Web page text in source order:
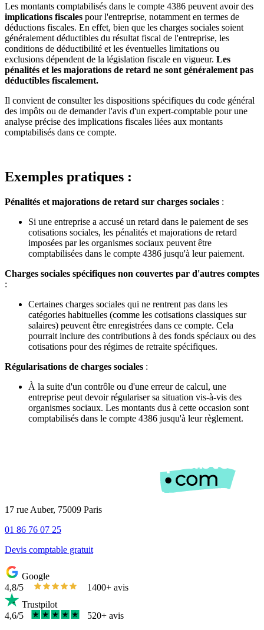
Les montants comptabilisés dans le compte 4386 peuvent avoir des
implications fiscales pour l'entreprise, notamment en termes de
déductions fiscales. En effet, bien que les charges sociales soient
généralement déductibles du résultat fiscal de l'entreprise, les
conditions de déductibilité et les éventuelles limitations ou
exclusions dépendent de la législation fiscale en vigueur. Les
pénalités et les majorations de retard ne sont généralement pas
déductibles fiscalement.
Il convient de consulter les dispositions spécifiques du code général
des impôts ou de demander l'avis d'un expert-comptable pour une
analyse précise des implications fiscales liées aux montants
comptabilisés dans ce compte.
Exemples pratiques :
Pénalités et majorations de retard sur charges sociales :
Si une entreprise a accusé un retard dans le paiement de ses
cotisations sociales, les pénalités et majorations de retard
imposées par les organismes sociaux peuvent être
comptabilisées dans le compte 4386 jusqu'à leur paiement.
Charges sociales spécifiques non couvertes par d'autres comptes
:
Certaines charges sociales qui ne rentrent pas dans les
catégories habituelles (comme les cotisations classiques sur
salaires) peuvent être enregistrées dans ce compte. Cela
pourrait inclure des contributions à des fonds spéciaux ou des
cotisations pour des régimes de retraite spécifiques.
Régularisations de charges sociales :
À la suite d'un contrôle ou d'une erreur de calcul, une
entreprise peut devoir régulariser sa situation vis-à-vis des
organismes sociaux. Les montants dus à cette occasion sont
comptabilisés dans le compte 4386 jusqu'à leur règlement.
17 rue Auber, 75009 Paris
01 86 76 07 25
Devis comptable gratuit
Google
4,8/5
1400+ avis
Trustpilot
4,6/5
520+ avis